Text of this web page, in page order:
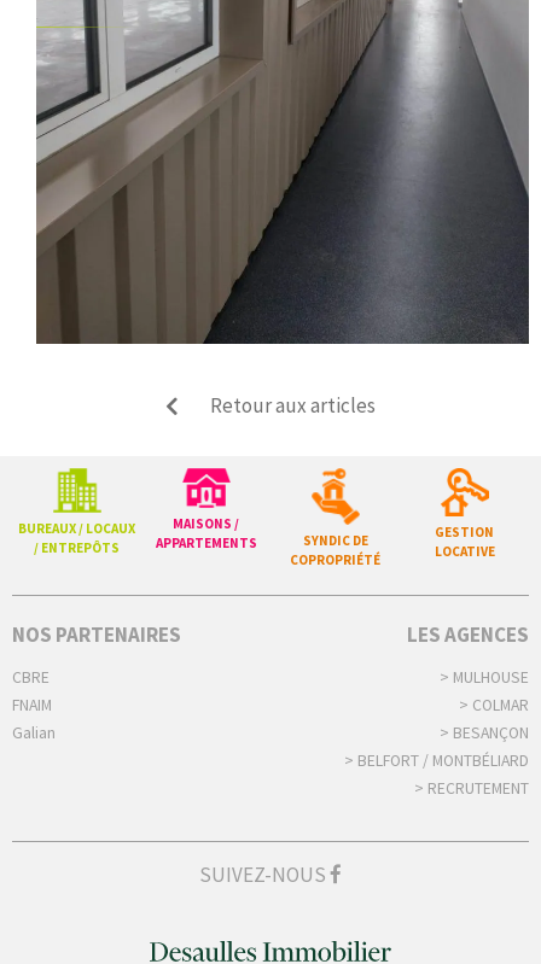
Retour aux articles
BUREAUX / LOCAUX
/ ENTREPÔTS
MAISONS /
APPARTEMENTS
SYNDIC DE
COPROPRIÉTÉ
GESTION
LOCATIVE
NOS PARTENAIRES
CBRE
FNAIM
Galian
LES AGENCES
> MULHOUSE
> COLMAR
> BESANÇON
> BELFORT / MONTBÉLIARD
> RECRUTEMENT
SUIVEZ-NOUS